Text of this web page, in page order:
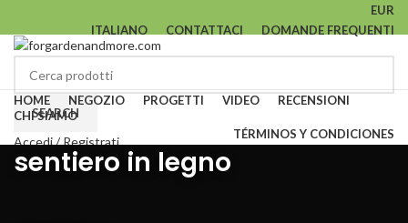
EUR
ITALIANO
CONTATTACI DOMANDE FREQUENTI
SEARCH
Accedi / Registrati
0Lista dei desideri
HOME NEGOZIO PROGETTI VIDEO
RECENSIONI
CHI SIAMO
TÉRMINOS Y CONDICIONES
sentiero in legno